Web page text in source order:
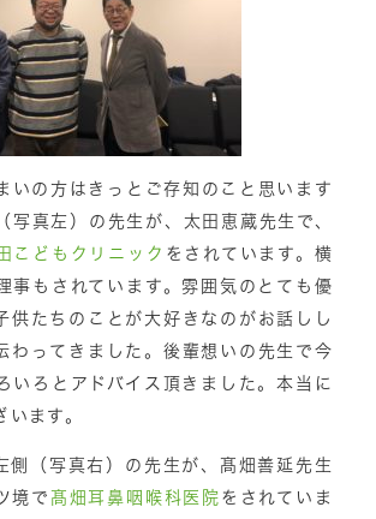
いの方はきっとご存知のこと思います
写真左）の先生が、太田恵蔵先生で、
こどもクリニック をされています。横
事もされています。雰囲気のとても優
供たちのことが大好きなのがお話しし
わってきました。後輩想いの先生で今
いろとアドバイス頂きました。本当に
います。
側（写真右）の先生が、髙畑善延先生
境で 髙畑耳鼻咽喉科医院 をされていま